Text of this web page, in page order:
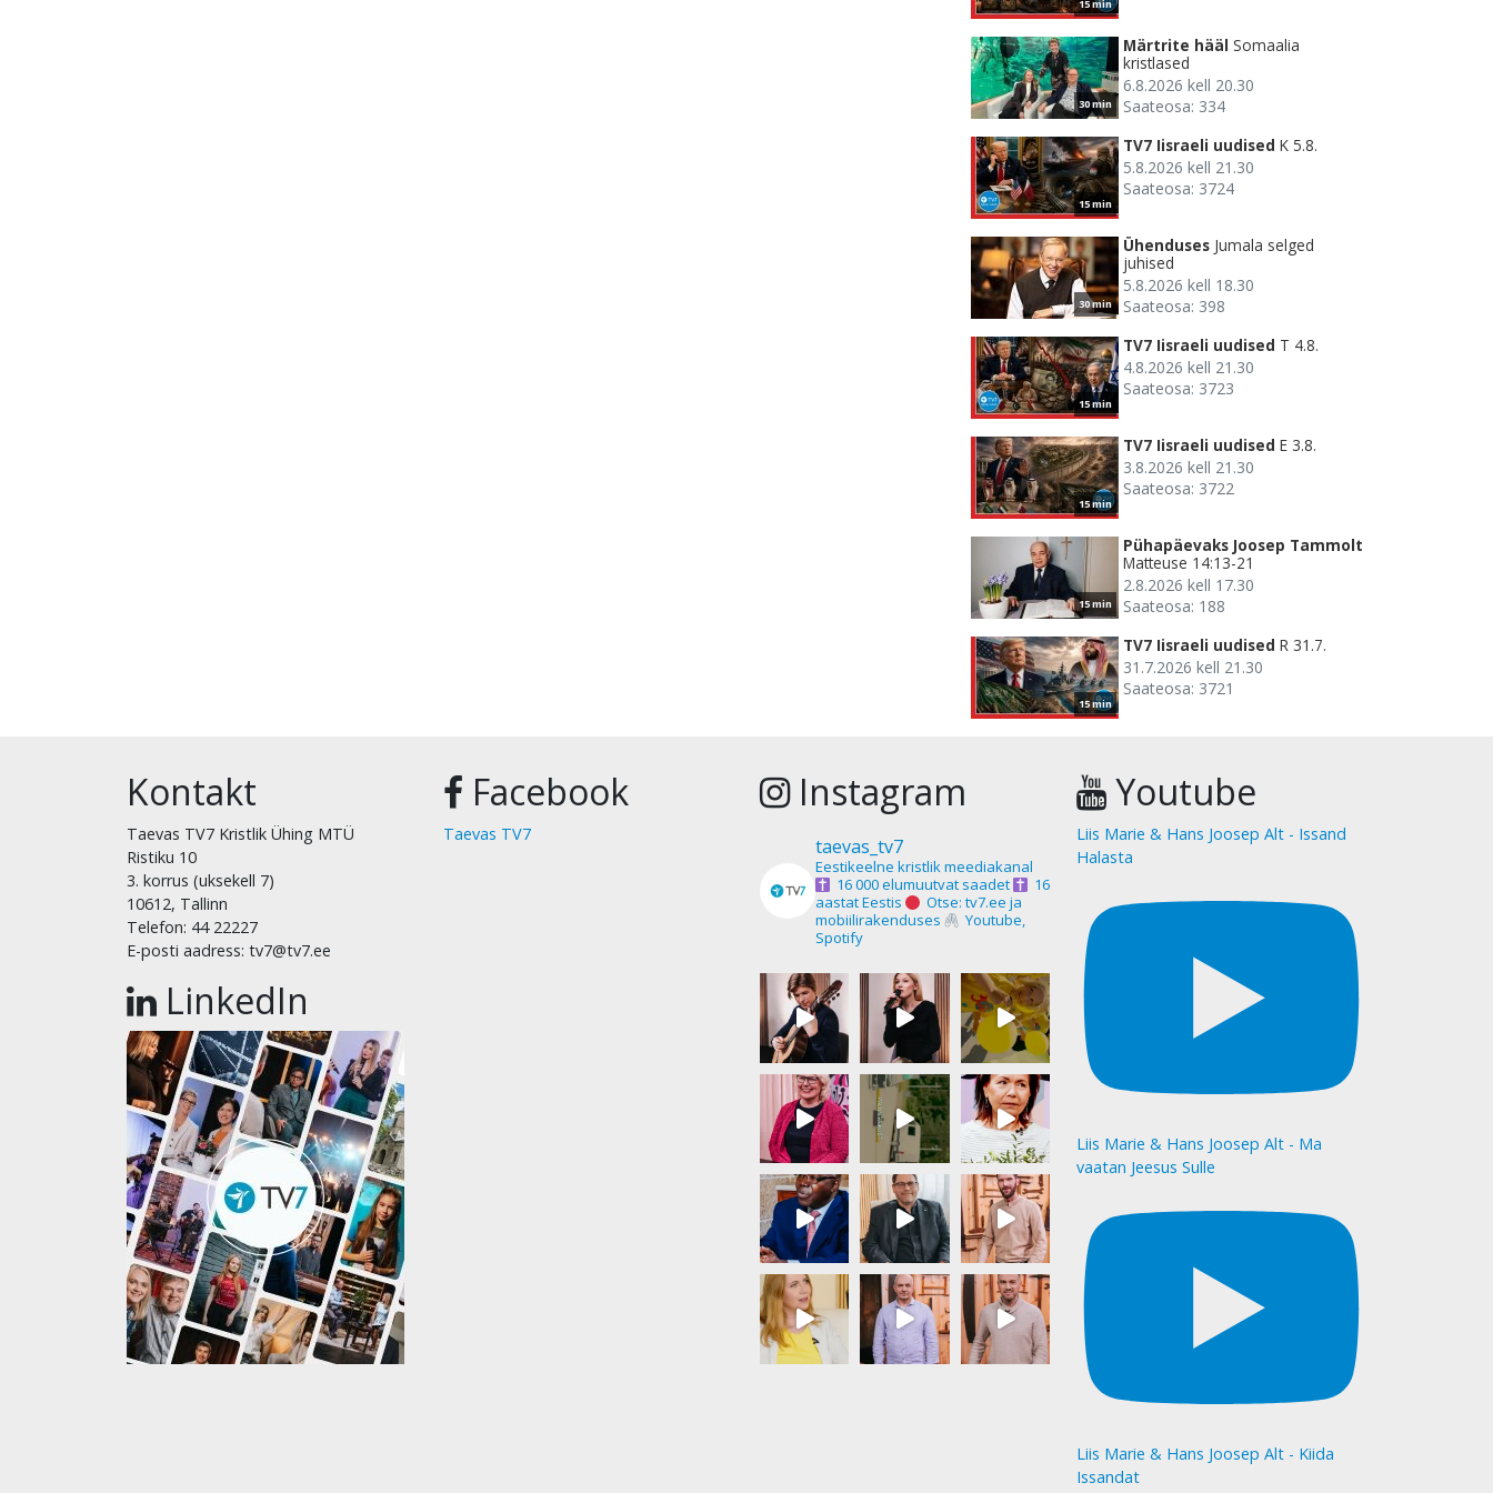
15 min
30 min
Märtrite hääl Somaalia
kristlased
6.8.2026 kell 20.30
Saateosa: 334
15 min
TV7 Iisraeli uudised K 5.8.
5.8.2026 kell 21.30
Saateosa: 3724
30 min
Ühenduses Jumala selged
juhised
5.8.2026 kell 18.30
Saateosa: 398
15 min
TV7 Iisraeli uudised T 4.8.
4.8.2026 kell 21.30
Saateosa: 3723
15 min
TV7 Iisraeli uudised E 3.8.
3.8.2026 kell 21.30
Saateosa: 3722
15 min
Pühapäevaks Joosep Tammolt
Matteuse 14:13-21
2.8.2026 kell 17.30
Saateosa: 188
15 min
TV7 Iisraeli uudised R 31.7.
31.7.2026 kell 21.30
Saateosa: 3721
Kontakt
Taevas TV7 Kristlik Ühing MTÜ
Ristiku 10
3. korrus (uksekell 7)
10612, Tallinn
Telefon: 44 22227
E-posti aadress: tv7@tv7.ee
LinkedIn
Facebook
Taevas TV7
Instagram
taevas_tv7
Eestikeelne kristlik meediakanal
16 000 elumuutvat saadet
16
aastat Eestis
Otse: tv7.ee ja
mobiilirakenduses
Youtube,
Spotify
Youtube
Liis Marie & Hans Joosep Alt - Issand
Halasta
Liis Marie & Hans Joosep Alt - Ma
vaatan Jeesus Sulle
Liis Marie & Hans Joosep Alt - Kiida
Issandat